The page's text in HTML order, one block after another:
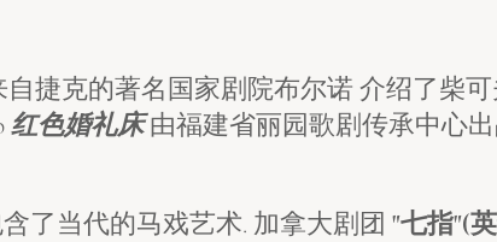
捷克的著名国家剧院布尔诺 介绍了柴
红色婚礼床由福建省丽园歌剧传承中心
了当代的马戏艺术. 加拿大剧团 "七指"(英